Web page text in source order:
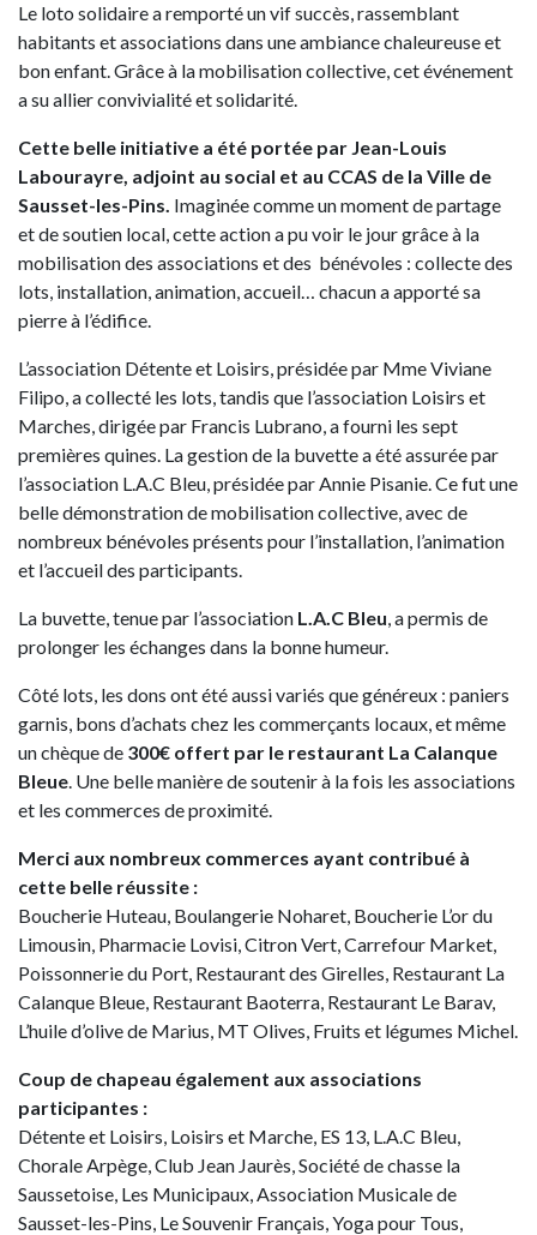
Le loto solidaire a remporté un vif succès, rassemblant
habitants et associations dans une ambiance chaleureuse et
bon enfant. Grâce à la mobilisation collective, cet événement
a su allier convivialité et solidarité.
Cette belle initiative a été portée par Jean-Louis
Labourayre, adjoint au social et au CCAS de la Ville de
Sausset-les-Pins. Imaginée comme un moment de partage
et de soutien local, cette action a pu voir le jour grâce à la
mobilisation des associations et des bénévoles : collecte des
lots, installation, animation, accueil… chacun a apporté sa
pierre à l’édifice.
L’association Détente et Loisirs, présidée par Mme Viviane
Filipo, a collecté les lots, tandis que l’association Loisirs et
Marches, dirigée par Francis Lubrano, a fourni les sept
premières quines. La gestion de la buvette a été assurée par
l’association L.A.C Bleu, présidée par Annie Pisanie. Ce fut une
belle démonstration de mobilisation collective, avec de
nombreux bénévoles présents pour l’installation, l’animation
et l’accueil des participants.
La buvette, tenue par l’association L.A.C Bleu, a permis de
prolonger les échanges dans la bonne humeur.
Côté lots, les dons ont été aussi variés que généreux : paniers
garnis, bons d’achats chez les commerçants locaux, et même
un chèque de 300€ offert par le restaurant La Calanque
Bleue. Une belle manière de soutenir à la fois les associations
et les commerces de proximité.
Merci aux nombreux commerces ayant contribué à
cette belle réussite :
Boucherie Huteau, Boulangerie Noharet, Boucherie L’or du
Limousin, Pharmacie Lovisi, Citron Vert, Carrefour Market,
Poissonnerie du Port, Restaurant des Girelles, Restaurant La
Calanque Bleue, Restaurant Baoterra, Restaurant Le Barav,
L’huile d’olive de Marius, MT Olives, Fruits et légumes Michel.
Coup de chapeau également aux associations
participantes :
Détente et Loisirs, Loisirs et Marche, ES 13, L.A.C Bleu,
Chorale Arpège, Club Jean Jaurès, Société de chasse la
Saussetoise, Les Municipaux, Association Musicale de
Sausset-les-Pins, Le Souvenir Français, Yoga pour Tous,